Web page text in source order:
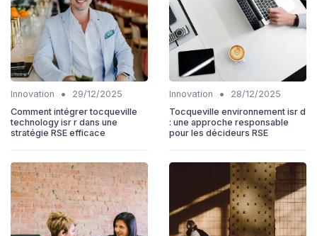
Innovation •
29/12/2025
Comment intégrer tocqueville
technology isr r dans une
stratégie RSE efficace
Innovation •
28/12/2025
Tocqueville environnement isr d
: une approche responsable
pour les décideurs RSE